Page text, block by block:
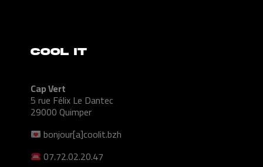
COOL IT
Cap Vert
5 rue Félix Le Dantec
29000 Quimper
bonjour[a]coolit.bzh
07.72.02.20.47